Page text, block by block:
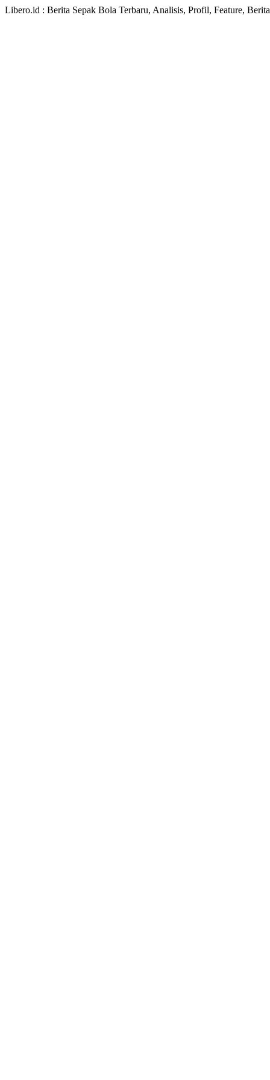
Libero.id : Berita Sepak Bola Terbaru, Analisis, Profil, Feature,